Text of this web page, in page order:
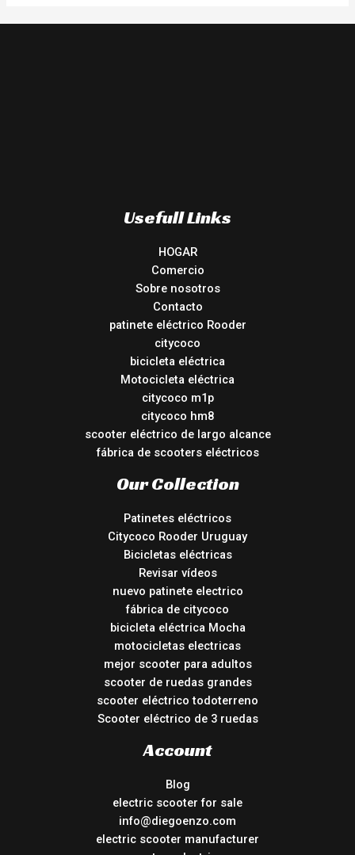
Usefull Links
HOGAR
Comercio
Sobre nosotros
Contacto
patinete eléctrico Rooder
citycoco
bicicleta eléctrica
Motocicleta eléctrica
citycoco m1p
citycoco hm8
scooter eléctrico de largo alcance
fábrica de scooters eléctricos
Our Collection
Patinetes eléctricos
Citycoco Rooder Uruguay
Bicicletas eléctricas
Revisar vídeos
nuevo patinete electrico
fábrica de citycoco
bicicleta eléctrica Mocha
motocicletas electricas
mejor scooter para adultos
scooter de ruedas grandes
scooter eléctrico todoterreno
Scooter eléctrico de 3 ruedas
Account
Blog
electric scooter for sale
info@diegoenzo.com
electric scooter manufacturer